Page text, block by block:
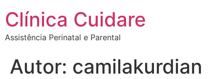
Clínica Cuidare
Assistência Perinatal e Parental
Autor: camilakurdian